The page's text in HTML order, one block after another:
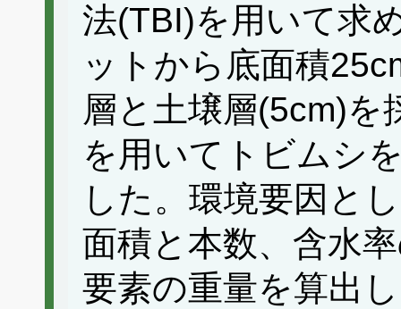
法(TBI)を用いて求
ットから底面積
層と土壌層(5cm)を
を用いてトビムシ
した。環境要因と
面積と本数、含水
要素の重量を算出